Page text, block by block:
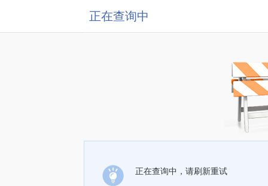
正在查询中
正在查询中，请刷新重试